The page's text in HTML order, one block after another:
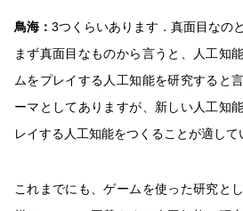
鳥海： 3つくらいあります．真面目なの
まず真面目なものから言うと、人工知
ムをプレイする人工知能を研究すると
ーマとしてありますが、新しい人工知
レイする人工知能をつくることが適して
これまでにも、ゲームを使った研究と